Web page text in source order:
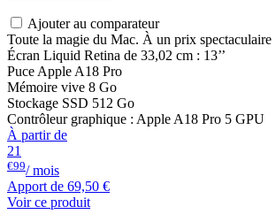
Ajouter au comparateur
Toute la magie du Mac. À un prix spectaculaire
Écran Liquid Retina de 33,02 cm : 13’’
Puce Apple A18 Pro
Mémoire vive 8 Go
Stockage SSD 512 Go
Contrôleur graphique : Apple A18 Pro 5 GPU
À partir de
21
€99/ mois
Apport de 69,50 €
Voir ce produit